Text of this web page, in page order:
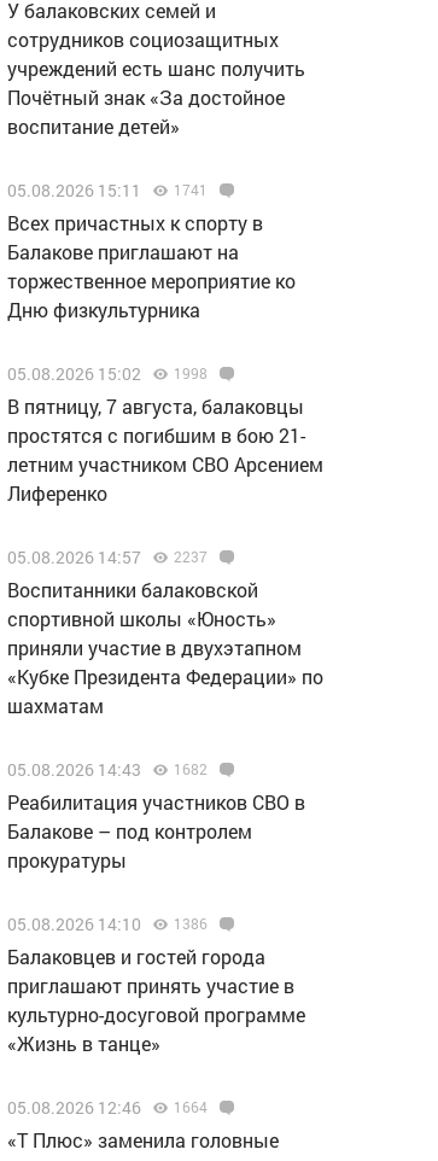
У балаковских семей и
сотрудников социозащитных
учреждений есть шанс получить
Почётный знак «За достойное
воспитание детей»
05.08.2026 15:11 1741
Всех причастных к спорту в
Балакове приглашают на
торжественное мероприятие ко
Дню физкультурника
05.08.2026 15:02 1998
В пятницу, 7 августа, балаковцы
простятся с погибшим в бою 21-
летним участником СВО Арсением
Лиференко
05.08.2026 14:57 2237
Воспитанники балаковской
спортивной школы «Юность»
приняли участие в двухэтапном
«Кубке Президента Федерации» по
шахматам
05.08.2026 14:43 1682
Реабилитация участников СВО в
Балакове – под контролем
прокуратуры
05.08.2026 14:10 1386
Балаковцев и гостей города
приглашают принять участие в
культурно-досуговой программе
«Жизнь в танце»
05.08.2026 12:46 1664
«Т Плюс» заменила головные